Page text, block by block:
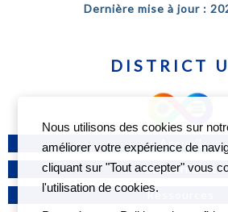
Dernière mise à jour :
DISTRICT
Accueil
Gouverneure
Ressources
Nous utilisons des cookies sur
améliorer votre expérience de
cliquant sur "Tout accepter" vous
l'utilisation de cookies.